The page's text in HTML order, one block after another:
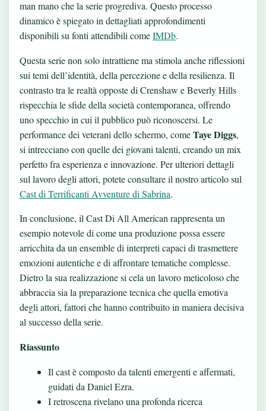
man mano che la serie progrediva. Questo processo
dinamico è spiegato in dettagliati approfondimenti
disponibili su fonti attendibili comeIMDb.
Questa serie non solo intrattiene ma stimola anche riflessioni
sui temi dell’identità, della percezione e della resilienza. Il
contrasto tra le realtà opposte di Crenshaw e Beverly Hills
rispecchia le sfide della società contemporanea, offrendo
uno specchio in cui il pubblico può riconoscersi. Le
performance dei veterani dello schermo, comeTaye Diggs,
si intrecciano con quelle dei giovani talenti, creando un mix
perfetto fra esperienza e innovazione. Per ulteriori dettagli
sul lavoro degli attori, potete consultare il nostro articolo sul
Cast di Terrificanti Avventure di Sabrina.
In conclusione, il Cast Di All American rappresenta un
esempio notevole di come una produzione possa essere
arricchita da un ensemble di interpreti capaci di trasmettere
emozioni autentiche e di affrontare tematiche complesse.
Dietro la sua realizzazione si cela un lavoro meticoloso che
abbraccia sia la preparazione tecnica che quella emotiva
degli attori, fattori che hanno contribuito in maniera decisiva
al successo della serie.
Riassunto
Il cast è composto da talenti emergenti e affermati,
guidati da Daniel Ezra.
I retroscena rivelano una profonda ricerca